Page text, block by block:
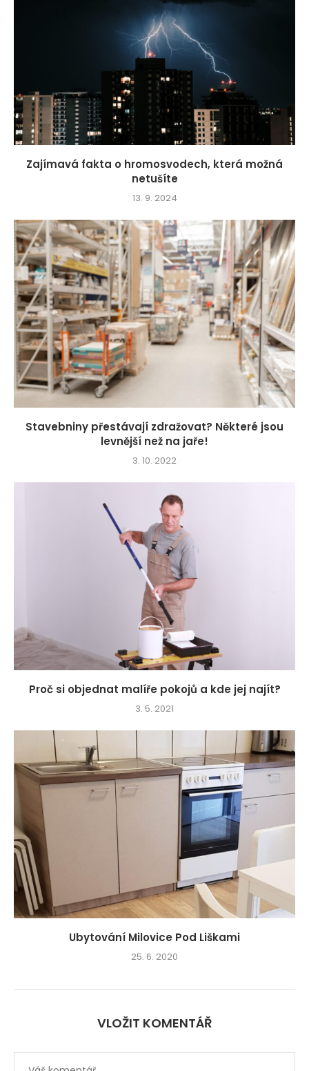
Zajímavá fakta o hromosvodech, která možná
netušíte
13. 9. 2024
Stavebniny přestávají zdražovat? Některé jsou
levnější než na jaře!
3. 10. 2022
Proč si objednat malíře pokojů a kde jej najít?
3. 5. 2021
Ubytování Milovice Pod Liškami
25. 6. 2020
VLOŽIT KOMENTÁŘ